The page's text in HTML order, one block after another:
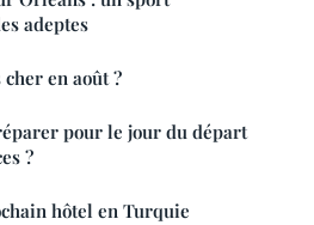
adeptes
en août ?
pour le jour du départ
?
hôtel en Turquie